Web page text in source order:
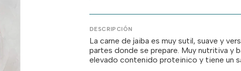
DESCRIPCIÓN
La carne de jaiba es muy sutil, suave y
partes donde se prepare. Muy nutritiva y
elevado contenido proteinico y tiene un